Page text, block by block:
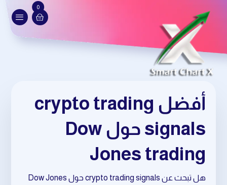
0
أفضل crypto trading
signals حول Dow
Jones trading
هل تبحث عن crypto trading signals حول Dow Jones